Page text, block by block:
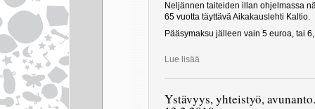
Neljännen taiteiden illan ohjelmassa
65 vuotta täyttävä Aikakauslehti Kaltio.
Pääsymaksu jälleen vain 5 euroa, tai
Lue lisää
Ystävyys, yhteistyö,